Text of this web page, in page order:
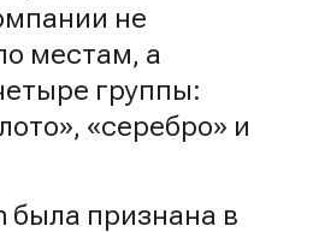
не
местам, а
группы:
«серебро» и
была признана в